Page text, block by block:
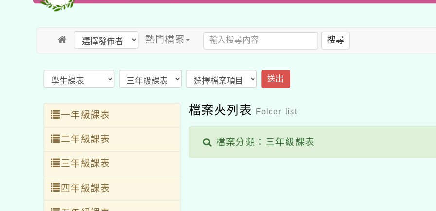
熱門檔案 搜尋
送出
一年級課表
二年級課表
三年級課表
四年級課表
檔案夾列表 Folder list
檔案分類：三年級課表